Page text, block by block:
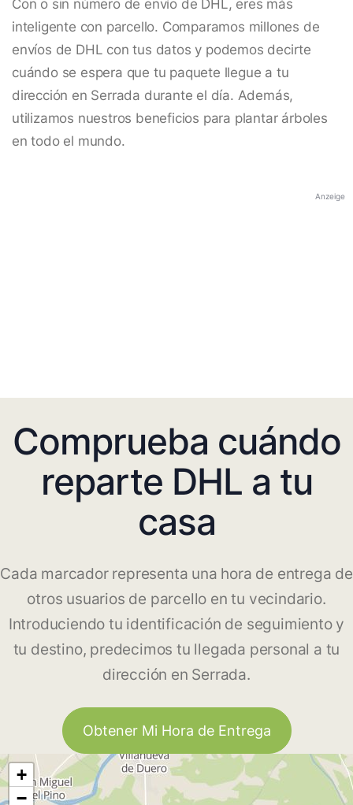
Con o sin número de envío de DHL, eres más
inteligente con parcello. Comparamos millones de
envíos de DHL con tus datos y podemos decirte
cuándo se espera que tu paquete llegue a tu
dirección en Serrada durante el día. Además,
utilizamos nuestros beneficios para plantar árboles
en todo el mundo.
Anzeige
Comprueba cuándo
reparte DHL a tu
casa
Cada marcador representa una hora de entrega de
otros usuarios de parcello en tu vecindario.
Introduciendo tu identificación de seguimiento y
tu destino, predecimos tu llegada personal a tu
dirección en Serrada.
Obtener Mi Hora de Entrega
+
−